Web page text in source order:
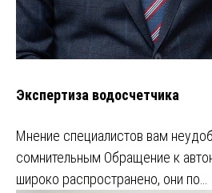
Экспертиза водосчетчика
Мнение специалистов вам
сомнительным Обращение к
широко распространено, они по…